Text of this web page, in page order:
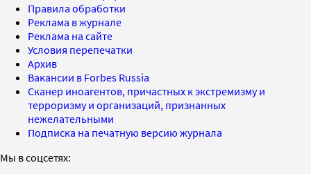
Правила обработки
Реклама в журнале
Реклама на сайте
Условия перепечатки
Архив
Вакансии в Forbes Russia
Сканер иноагентов, причастных к экстремизму и
терроризму и организаций, признанных
нежелательными
Подписка на печатную версию журнала
Мы в соцсетях: